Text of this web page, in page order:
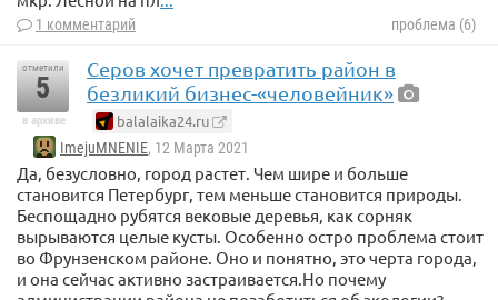
1 комментарий проблема (6)
отметили
5
в архиве
Серов хочет превратить район в
безликий бизнес-«человейник»
balalaika24.ru
ImejuMNENIE, 12 Марта 2021
Да, безусловно, город растет. Чем шире и больше
становится Петербург, тем меньше становится природы.
Беспощадно рубятся вековые деревья, как сорняк
вырываются целые кусты. Особенно остро проблема стоит
во Фрунзенском районе. Оно и понятно, это черта города,
и она сейчас активно застраивается.Но почему